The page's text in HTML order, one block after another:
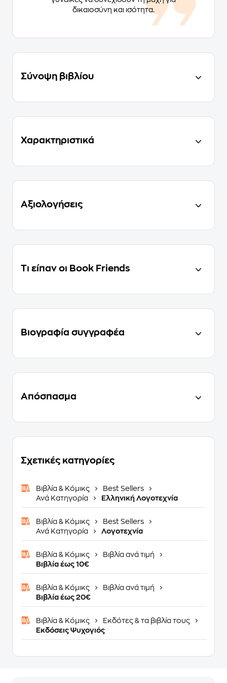
δικαιοσύνη και ισότητα.
Σύνοψη βιβλίου
Χαρακτηριστικά
Αξιολογήσεις
Τι είπαν οι Book Friends
Βιογραφία συγγραφέα
Απόσπασμα
Σχετικές κατηγορίες
Βιβλία & Κόμικς
Best Sellers
Ανά Κατηγορία
Ελληνική Λογοτεχνία
Βιβλία & Κόμικς
Best Sellers
Ανά Κατηγορία
Λογοτεχνία
Βιβλία & Κόμικς
Βιβλία ανά τιμή
Βιβλία έως 10€
Βιβλία & Κόμικς
Βιβλία ανά τιμή
Βιβλία έως 20€
Βιβλία & Κόμικς
Εκδότες & τα βιβλία τους
Εκδόσεις Ψυχογιός